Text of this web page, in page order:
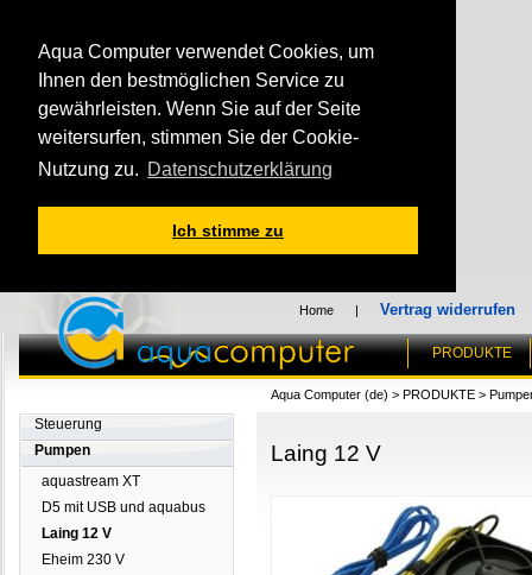
Aqua Computer verwendet Cookies, um
Ihnen den bestmöglichen Service zu
gewährleisten. Wenn Sie auf der Seite
weitersurfen, stimmen Sie der Cookie-
Nutzung zu. Datenschutzerklärung
Ich stimme zu
Home | Vertrag widerrufen
PRODUKTE
Steuerung
Pumpen
aquastream XT
D5 mit USB und aquabus
Laing 12 V
Eheim 230 V
Aqua Computer (de) > PRODUKTE >
Laing 12 V